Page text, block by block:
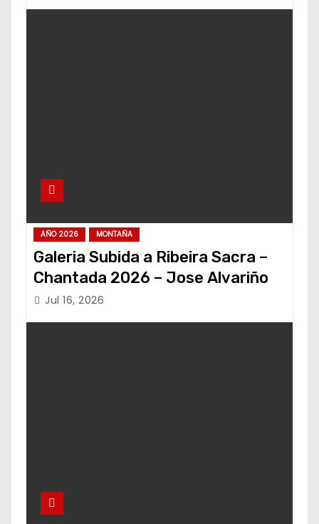
AÑO 2026 MONTAÑA
Galeria Subida a Ribeira Sacra –
Chantada 2026 – Jose Alvariño
Jul 16, 2026